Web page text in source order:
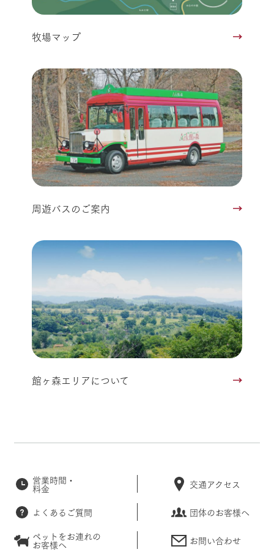
牧場マップ
周遊バスのご案内
館ヶ森エリアについて
営業時間・
料金 交通アクセス
よくあるご質問
団体のお客様へ
ペットをお連れの
お客様へ お問い合わせ